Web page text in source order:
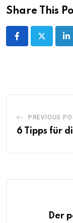
Share This
PREVIOUS
6 Tipps für
Der